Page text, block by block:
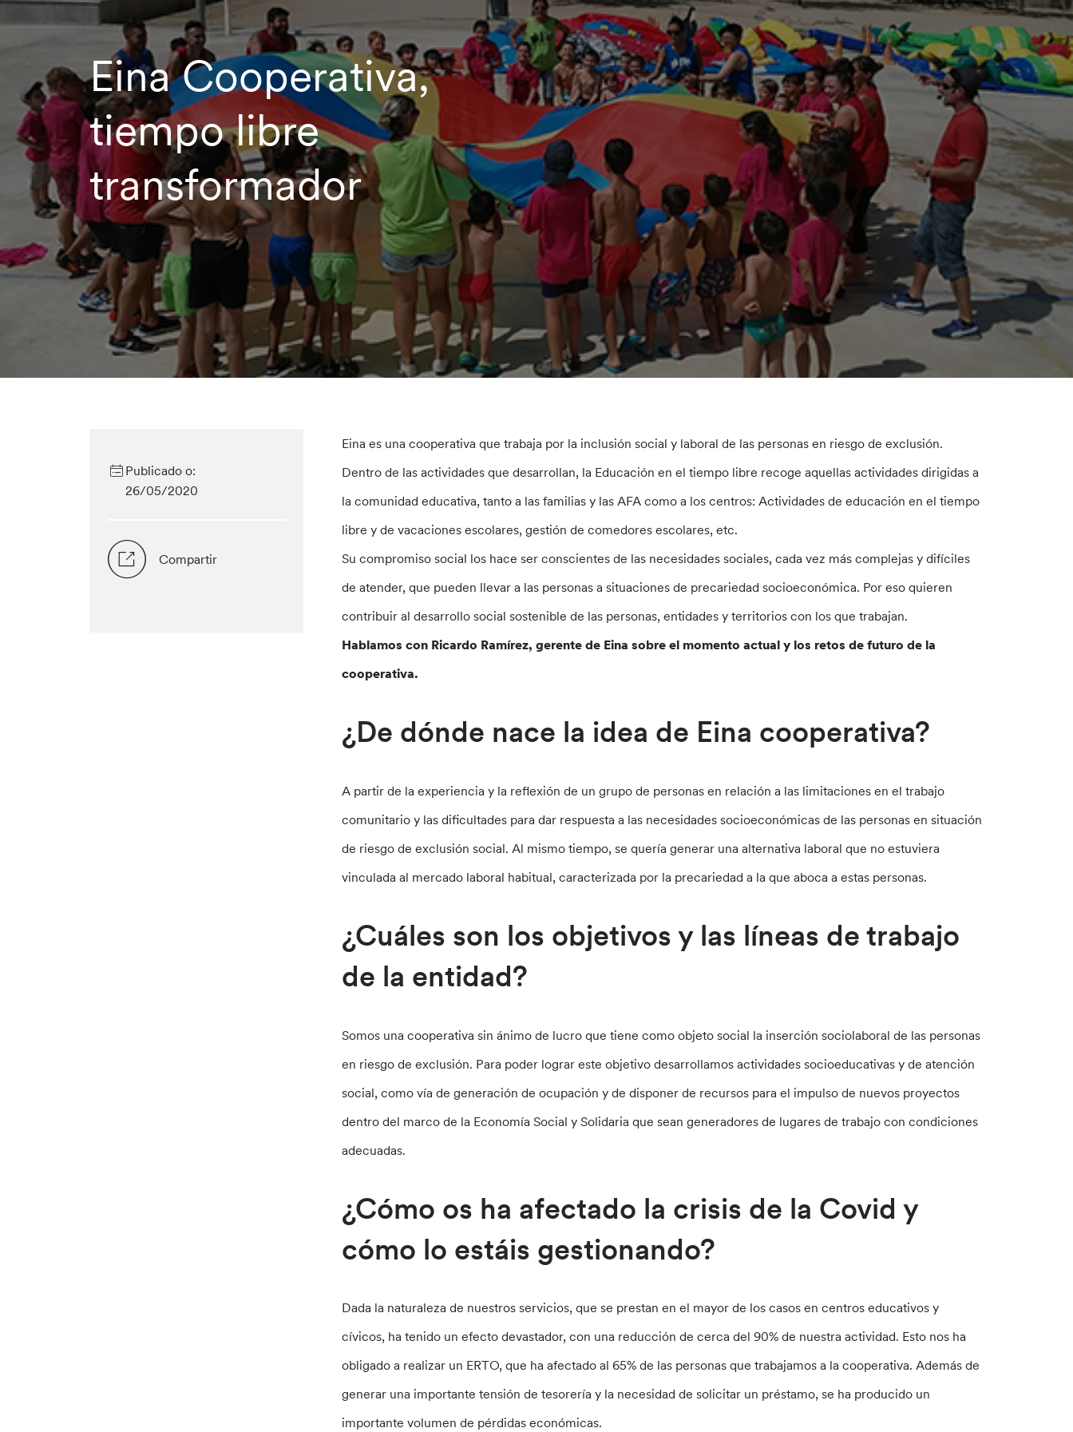
Eina Cooperativa,
tiempo libre
transformador
Publicado o:
26/05/2020
Compartir
Eina es una cooperativa que trabaja por la inclusión social y laboral de las personas en riesgo de exclusión.
Dentro de las actividades que desarrollan, la Educación en el tiempo libre recoge aquellas actividades dirigidas a
la comunidad educativa, tanto a las familias y las AFA como a los centros: Actividades de educación en el tiempo
libre y de vacaciones escolares, gestión de comedores escolares, etc.
Su compromiso social los hace ser conscientes de las necesidades sociales, cada vez más complejas y difíciles
de atender, que pueden llevar a las personas a situaciones de precariedad socioeconómica. Por eso quieren
contribuir al desarrollo social sostenible de las personas, entidades y territorios con los que trabajan.
Hablamos con Ricardo Ramírez, gerente de Eina sobre el momento actual y los retos de futuro de la
cooperativa.
¿De dónde nace la idea de Eina cooperativa?
A partir de la experiencia y la reflexión de un grupo de personas en relación a las limitaciones en el trabajo
comunitario y las dificultades para dar respuesta a las necesidades socioeconómicas de las personas en situación
de riesgo de exclusión social. Al mismo tiempo, se quería generar una alternativa laboral que no estuviera
vinculada al mercado laboral habitual, caracterizada por la precariedad a la que aboca a estas personas.
¿Cuáles son los objetivos y las líneas de trabajo
de la entidad?
Somos una cooperativa sin ánimo de lucro que tiene como objeto social la inserción sociolaboral de las personas
en riesgo de exclusión. Para poder lograr este objetivo desarrollamos actividades socioeducativas y de atención
social, como vía de generación de ocupación y de disponer de recursos para el impulso de nuevos proyectos
dentro del marco de la Economía Social y Solidaria que sean generadores de lugares de trabajo con condiciones
adecuadas.
¿Cómo os ha afectado la crisis de la Covid y
cómo lo estáis gestionando?
Dada la naturaleza de nuestros servicios, que se prestan en el mayor de los casos en centros educativos y
cívicos, ha tenido un efecto devastador, con una reducción de cerca del 90% de nuestra actividad. Esto nos ha
obligado a realizar un ERTO, que ha afectado al 65% de las personas que trabajamos a la cooperativa. Además de
generar una importante tensión de tesorería y la necesidad de solicitar un préstamo, se ha producido un
importante volumen de pérdidas económicas.